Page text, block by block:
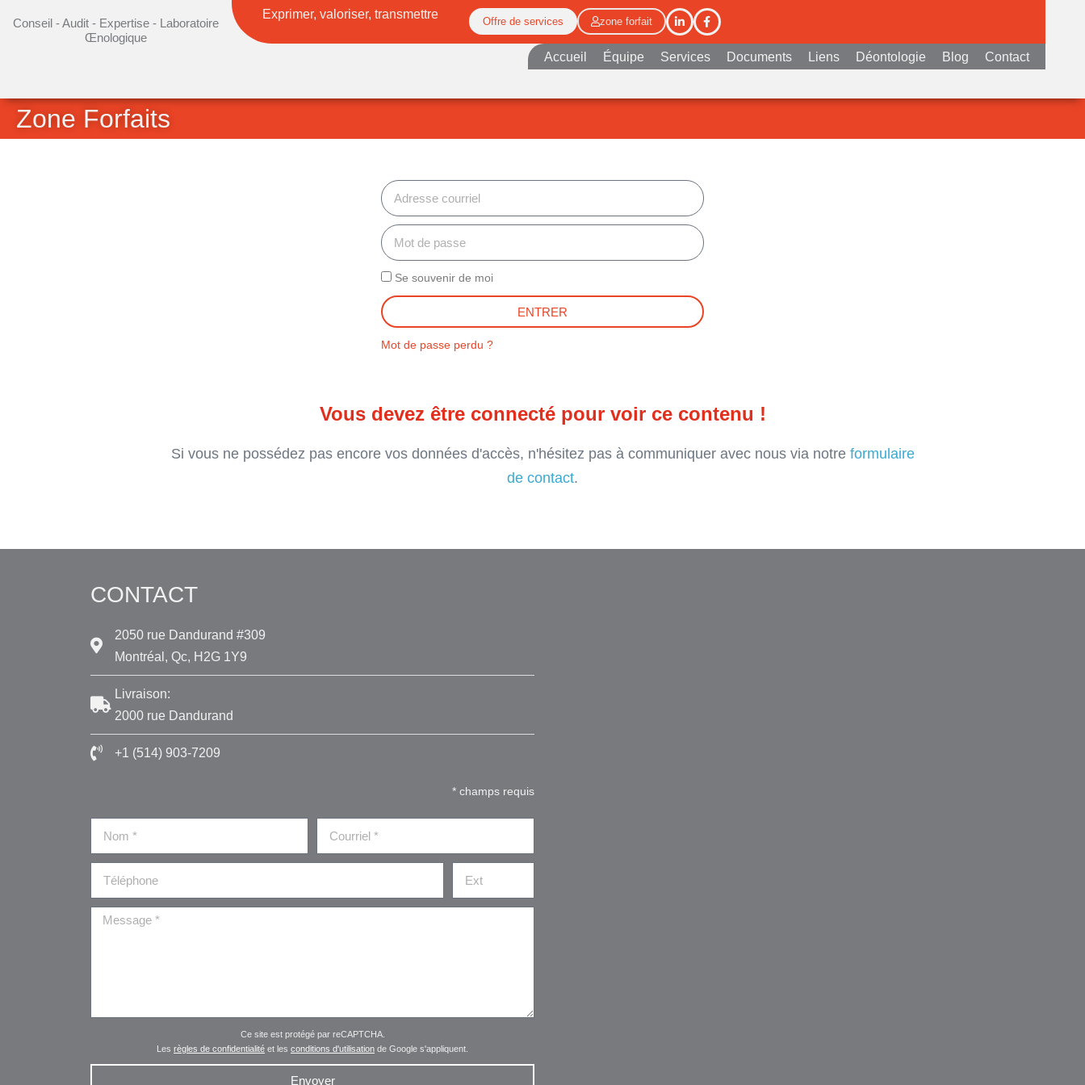
Conseil - Audit - Expertise - Laboratoire
Œnologique
Exprimer, valoriser, transmettre
Offre de services zone forfait
Accueil Équipe Services Documents Liens Déontologie Blog Contact
Zone Forfaits
Se souvenir de moi
ENTRER
Mot de passe perdu ?
Vous devez être connecté pour voir ce contenu !
Si vous ne possédez pas encore vos données d'accès, n'hésitez pas à communiquer avec nous via notre formulaire
de contact.
CONTACT
2050 rue Dandurand #309
Montréal, Qc, H2G 1Y9
Livraison:
2000 rue Dandurand
+1 (514) 903-7209
* champs requis
Ce site est protégé par reCAPTCHA.
Les règles de confidentialité et les conditions d'utilisation de Google s'appliquent.
Envoyer